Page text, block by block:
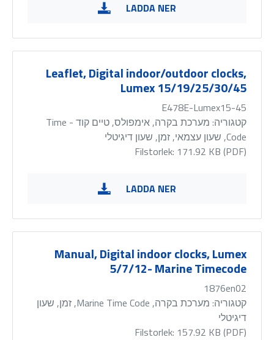
LADDA NER
Leaflet, Digital indoor/outdoor clocks,
Lumex 15/19/25/30/45
E478E-Lumex15-45
קטגוריה:
מערכת בקרה, אימפולס, טיים קוד - Time
Code, שעון עצמאי, זמן, שעון דיגיטלי
Filstorlek: 171.92 KB (PDF)
LADDA NER
Manual, Digital indoor clocks, Lumex
5/7/12- Marine Timecode
1876en02
קטגוריה:
מערכת בקרה, Marine Time Code, זמן, שעון
דיגיטלי
Filstorlek: 157.92 KB (PDF)